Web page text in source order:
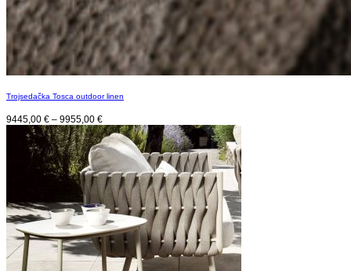
Trojsedačka Tosca outdoor linen
9445,00 € – 9955,00 €